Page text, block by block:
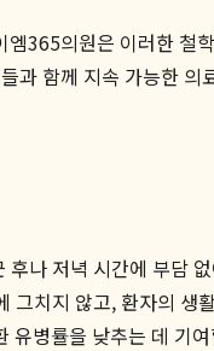
365의원은 이러한 철
과 함께 지속 가능한 의
나 저녁 시간에 부담
치지 않고, 환자의 생
유병률을 낮추는 데 기